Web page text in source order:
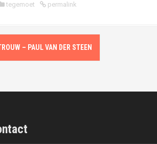
tegemoet permalink
– PAUL VAN DER STEEN